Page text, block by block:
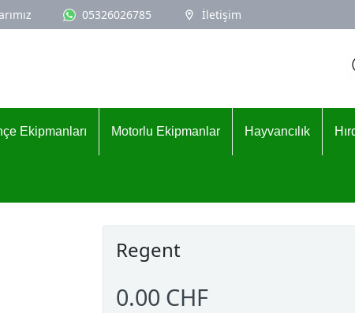
05326026785 İletişim
Ekipmanları Motorlu Ekipmanlar Hayvancılık
Regent
0.00 CHF